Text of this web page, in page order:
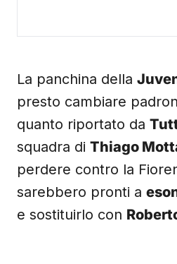
La panchina della
presto cambiare
quanto riportato da
squadra di Thiago
perdere contro la
sarebbero pronti a
e sostituirlo con